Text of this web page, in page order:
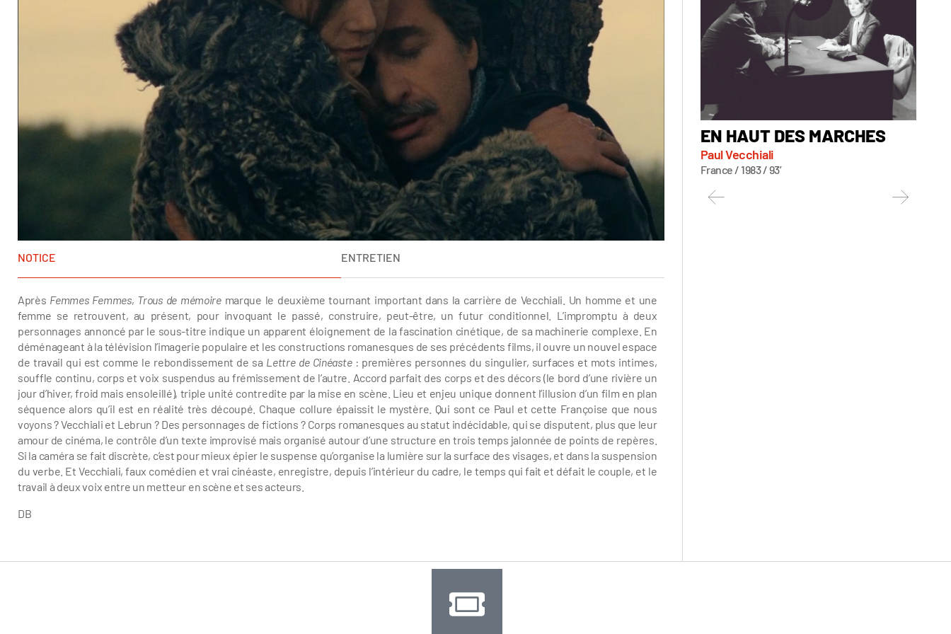
NOTICE ENTRETIEN
Après Femmes Femmes, Trous de mémoiremarque le deuxième tournant important dans la carrière de Vecchiali. Un homme et une
femme se retrouvent, au présent, pour invoquant le passé, construire, peut-être, un futur conditionnel. L’impromptu à deux
personnages annoncé par le sous-titre indique un apparent éloignement de la fascination cinétique, de sa machinerie complexe. En
déménageant à la télévision l’imagerie populaire et les constructions romanesques de ses précédents films, il ouvre un nouvel espace
de travail qui est comme le rebondissement de sa Lettre de Cinéaste: premières personnes du singulier, surfaces et mots intimes,
souffle continu, corps et voix suspendus au frémissement de l’autre. Accord parfait des corps et des décors (le bord d’une rivière un
jour d’hiver, froid mais ensoleillé), triple unité contredite par la mise en scène. Lieu et enjeu unique donnent l’illusion d’un film en plan
séquence alors qu’il est en réalité très découpé. Chaque collure épaissit le mystère. Qui sont ce Paul et cette Françoise que nous
voyons ? Vecchiali et Lebrun ? Des personnages de fictions ? Corps romanesques au statut indécidable, qui se disputent, plus que leur
amour de cinéma, le contrôle d’un texte improvisé mais organisé autour d’une structure en trois temps jalonnée de points de repères.
Si la caméra se fait discrète, c’est pour mieux épier le suspense qu’organise la lumière sur la surface des visages, et dans la suspension
du verbe. Et Vecchiali, faux comédien et vrai cinéaste, enregistre, depuis l’intérieur du cadre, le temps qui fait et défait le couple, et le
travail à deux voix entre un metteur en scène et ses acteurs.
DB
EN HAUT DES MARCHES
Paul Vecchiali
France / 1983 / 93’